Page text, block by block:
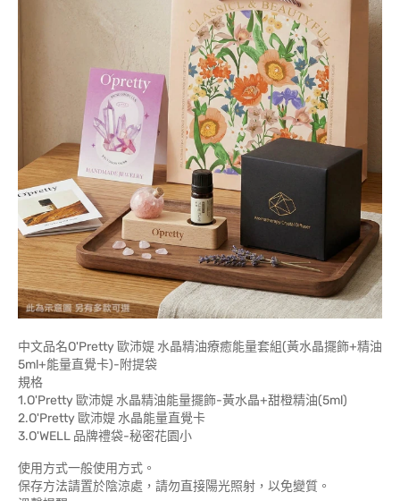
中文品名O'Pretty 歐沛媞 水晶精油療癒能量套組(黃水晶擺飾+精油
5ml+能量直覺卡)-附提袋
規格
1.O'Pretty 歐沛媞 水晶精油能量擺飾-黃水晶+甜橙精油(5ml)
2.O'Pretty 歐沛媞 水晶能量直覺卡
3.O'WELL 品牌禮袋-秘密花園小
使用方式一般使用方式。
保存方法請置於陰涼處，請勿直接陽光照射，以免變質。